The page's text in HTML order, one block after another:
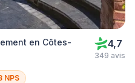
en Côtes-
4,7
349 avis
NPS